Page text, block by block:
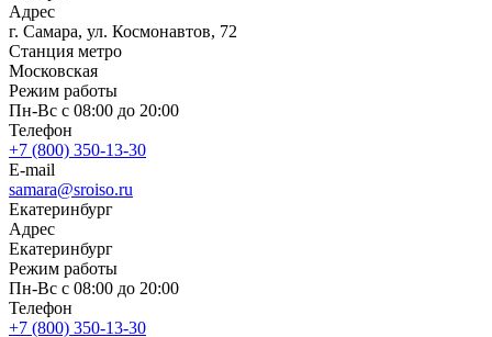
Адрес
г. Самара, ул. Космонавтов, 72
Станция метро
Московская
Режим работы
Пн-Вс с 08:00 до 20:00
Телефон
+7 (800) 350-13-30
E-mail
samara@sroiso.ru
Екатеринбург
Адрес
Екатеринбург
Режим работы
Пн-Вс с 08:00 до 20:00
Телефон
+7 (800) 350-13-30